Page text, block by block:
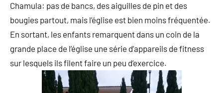
Chamula: pas de bancs, des aiguilles de pin et des
bougies partout, mais l’église est bien moins fréquentée.
En sortant, les enfants remarquent dans un coin de la
grande place de l’église une série d’appareils de fitness
sur lesquels ils filent faire un peu d’exercice.